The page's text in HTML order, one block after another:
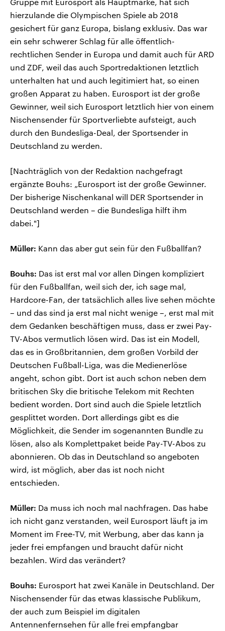
hierzulande die Olympischen Spiele ab 2018
gesichert für ganz Europa, bislang exklusiv. Das war
ein sehr schwerer Schlag für alle öffentlich-
rechtlichen Sender in Europa und damit auch für ARD
und ZDF, weil das auch Sportredaktionen letztlich
unterhalten hat und auch legitimiert hat, so einen
großen Apparat zu haben. Eurosport ist der große
Gewinner, weil sich Eurosport letztlich hier von einem
Nischensender für Sportverliebte aufsteigt, auch
durch den Bundesliga-Deal, der Sportsender in
Deutschland zu werden.
[Nachträglich von der Redaktion nachgefragt
ergänzte Bouhs: „Eurosport ist der große Gewinner.
Der bisherige Nischenkanal will DER Sportsender in
Deutschland werden – die Bundesliga hilft ihm
dabei."]
Müller: Kann das aber gut sein für den Fußballfan?
Bouhs: Das ist erst mal vor allen Dingen kompliziert
für den Fußballfan, weil sich der, ich sage mal,
Hardcore-Fan, der tatsächlich alles live sehen möchte
– und das sind ja erst mal nicht wenige –, erst mal mit
dem Gedanken beschäftigen muss, dass er zwei Pay-
TV-Abos vermutlich lösen wird. Das ist ein Modell,
das es in Großbritannien, dem großen Vorbild der
Deutschen Fußball-Liga, was die Medienerlöse
angeht, schon gibt. Dort ist auch schon neben dem
britischen Sky die britische Telekom mit Rechten
bedient worden. Dort sind auch die Spiele letztlich
gesplittet worden. Dort allerdings gibt es die
Möglichkeit, die Sender im sogenannten Bundle zu
lösen, also als Komplettpaket beide Pay-TV-Abos zu
abonnieren. Ob das in Deutschland so angeboten
wird, ist möglich, aber das ist noch nicht
entschieden.
Müller: Da muss ich noch mal nachfragen. Das habe
ich nicht ganz verstanden, weil Eurosport läuft ja im
Moment im Free-TV, mit Werbung, aber das kann ja
jeder frei empfangen und braucht dafür nicht
bezahlen. Wird das verändert?
Bouhs: Eurosport hat zwei Kanäle in Deutschland. Der
Nischensender für das etwas klassische Publikum,
der auch zum Beispiel im digitalen
Antennenfernsehen für alle frei empfangbar